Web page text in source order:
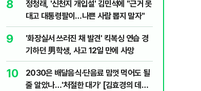
8
정청래, '신천지 개입설' 김민석에 "근거 못
대고 대통령팔이…나쁜 사람 뽑지 말자"
9
'화장실서 쓰러진 채 발견' 킥복싱 연습 경
기하던 男학생, 사고 12일 만에 사망
10
2030은 배달음식·단음료 맘껏 먹어도 될
줄 알았나…'처절한 대가' [김효경의 데일